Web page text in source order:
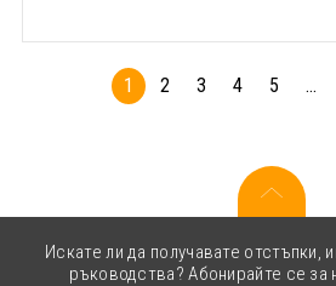
1 2 3 4 5 ...
Искате ли да получавате отстъпки,
ръководства? Абонирайте се